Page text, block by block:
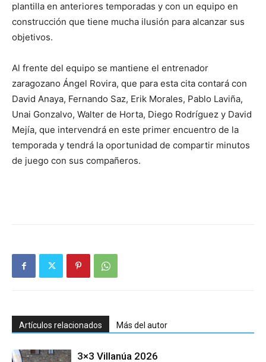
plantilla en anteriores temporadas y con un equipo en
construcción que tiene mucha ilusión para alcanzar sus
objetivos.
Al frente del equipo se mantiene el entrenador
zaragozano Ángel Rovira, que para esta cita contará con
David Anaya, Fernando Saz, Erik Morales, Pablo Laviña,
Unai Gonzalvo, Walter de Horta, Diego Rodríguez y David
Mejía, que intervendrá en este primer encuentro de la
temporada y tendrá la oportunidad de compartir minutos
de juego con sus compañeros.
Artículos relacionados Más del autor
3×3 Villanúa 2026